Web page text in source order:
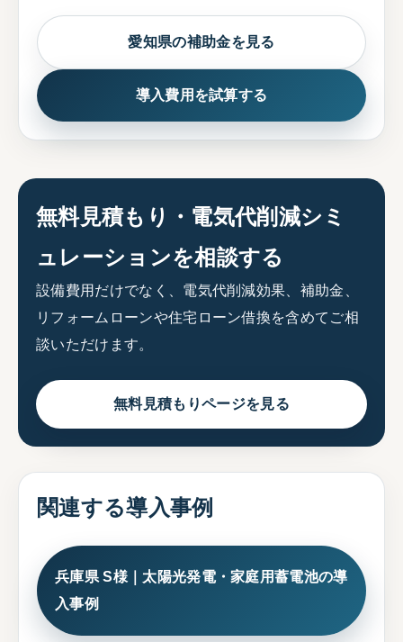
愛知県の補助金を見る
導入費用を試算する
無料見積もり・電気代削減シミ
ュレーションを相談する
設備費用だけでなく、電気代削減効果、補助金、
リフォームローンや住宅ローン借換を含めてご相
談いただけます。
無料見積もりページを見る
関連する導入事例
兵庫県 S様｜太陽光発電・家庭用蓄電池の導
入事例